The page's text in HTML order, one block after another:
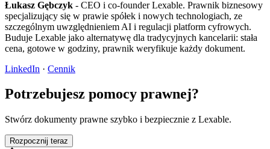
Łukasz Gębczyk - CEO i co-founder Lexable. Prawnik biznesowy
specjalizujący się w prawie spółek i nowych technologiach, ze
szczególnym uwzględnieniem AI i regulacji platform cyfrowych.
Buduje Lexable jako alternatywę dla tradycyjnych kancelarii: stała
cena, gotowe w godziny, prawnik weryfikuje każdy dokument.
LinkedIn · Cennik
Potrzebujesz pomocy prawnej?
Stwórz dokumenty prawne szybko i bezpiecznie z Lexable.
Rozpocznij teraz